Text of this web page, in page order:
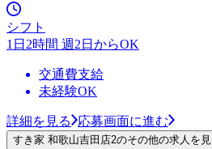
シフト
1日2時間 週2日からOK
交通費支給
未経験OK
詳細を見る 応募画面に進む
すき家 和歌山吉田店2のその他の求人を